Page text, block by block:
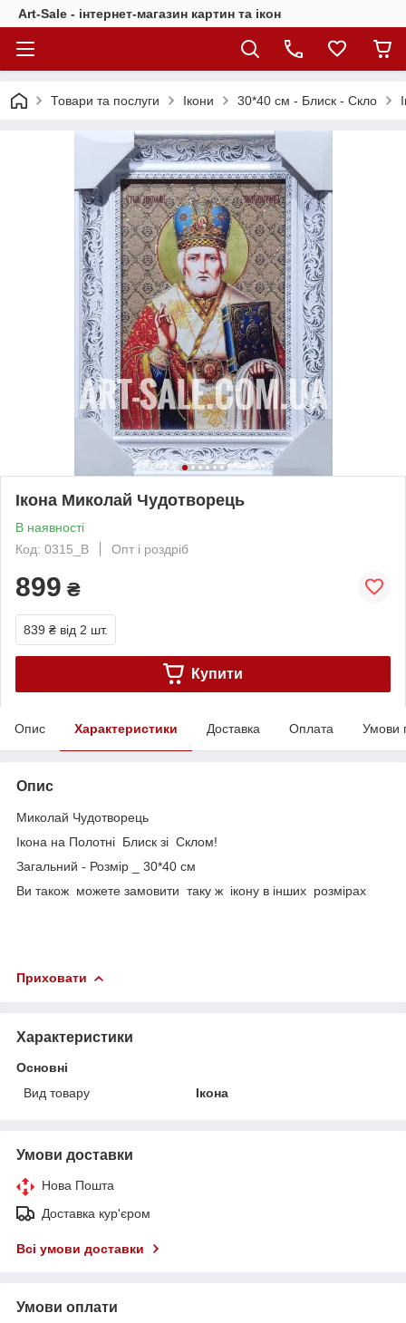
Art-Sale - інтернет-магазин картин та ікон
Товари та послуги Ікони 30*40 см - Блиск - Скло
Ікона Миколай Чудотворець
В наявності
Код: 0315_B
Опт і роздріб
899 ₴
839 ₴ від 2 шт.
Купити
Опис Характеристики Доставка Оплата Умови
Опис
Миколай Чудотворець
Ікона на Полотні Блиск зі Склом!
Загальний - Розмір _ 30*40 см
Ви також можете замовити таку ж ікону в інших розмірах
Приховати
Характеристики
Основні
Вид товару
Ікона
Умови доставки
Нова Пошта
Доставка кур'єром
Всі умови доставки
Умови оплати